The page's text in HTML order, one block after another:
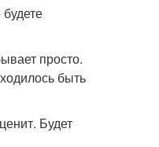
просто.
быть
Будет